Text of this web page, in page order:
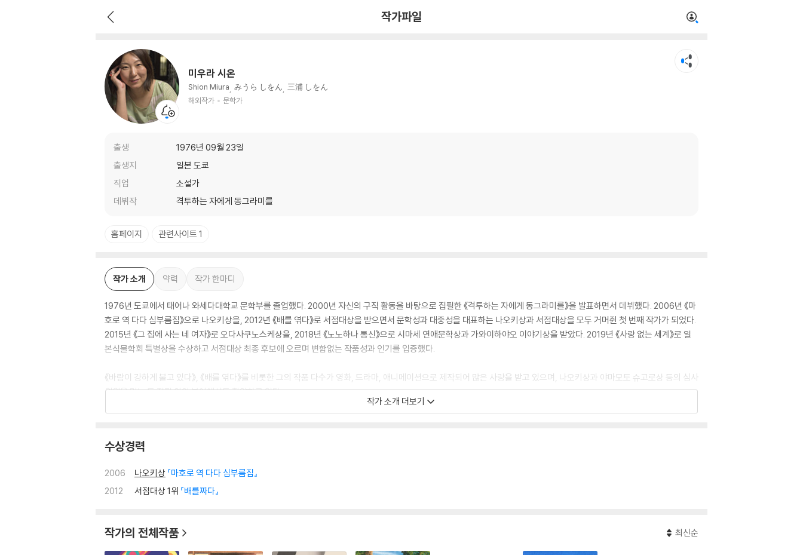
작가파일
미우라 시온
Shion Miura みうら しをん
三浦 しをん
해외작가
문학가
출생
1976년 09월 23일
출생지
일본 도쿄
직업
소설가
데뷔작
격투하는 자에게 동그라미를
홈페이지 관련사이트 1
작가 소개 약력 작가 한마디
1976년 도쿄에서 태어나 와세다대학교 문학부를 졸업했다. 2000년 자신의 구직 활동을 바탕으로 집필한 《격투하는 자에게 동그라미를》을 발표하면서 데뷔했다. 2006년 《마
호로 역 다다 심부름집》으로 나오키상을, 2012년 《배를 엮다》로 서점대상을 받으면서 문학성과 대중성을 대표하는 나오키상과 서점대상을 모두 거머쥔 첫 번째 작가가 되었다.
2015년 《그 집에 사는 네 여자》로 오다사쿠노스케상을, 2018년 《노노하나 통신》으로 시마세 연애문학상과 가와이하야오 이야기상을 받았다. 2019년 《사랑 없는 세계》로 일
본식물학회 특별상을 수상하고 서점대상 최종 후보에 오르며 변함없는 작품성과 인기를 입증했다.
《바람이 강하게 불고 있다》, 《배를 엮다》를 비롯한 그의 작품 다수가 영화, 드라마, 애니메이션으로 제작되어 많은 사랑을 받고 있으며, 나오키상과 야마모토 슈고로상 등의 심사
위원을 맡는 등 집필 외의 분야에서도 활약하고 있다.
소설 《사랑 없는 세계》, 《흰 뱀이 잠든 섬》, 《비밀의 화원》, 《고구레빌라 연애소동》, 《가무사리 숲의 느긋한 나날》, 에세이 《아무래도 방구석이 제일 좋아》, 《취중만담(앤솔러
작가 소개 더보기
수상경력
2006 나오키상 『마호로 역 다다 심부름집』
2012
서점대상 1위 『배를짜다』
작가의 전체작품 최신순